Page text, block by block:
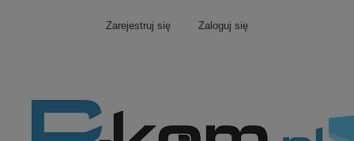
Zarejestruj się Zaloguj się